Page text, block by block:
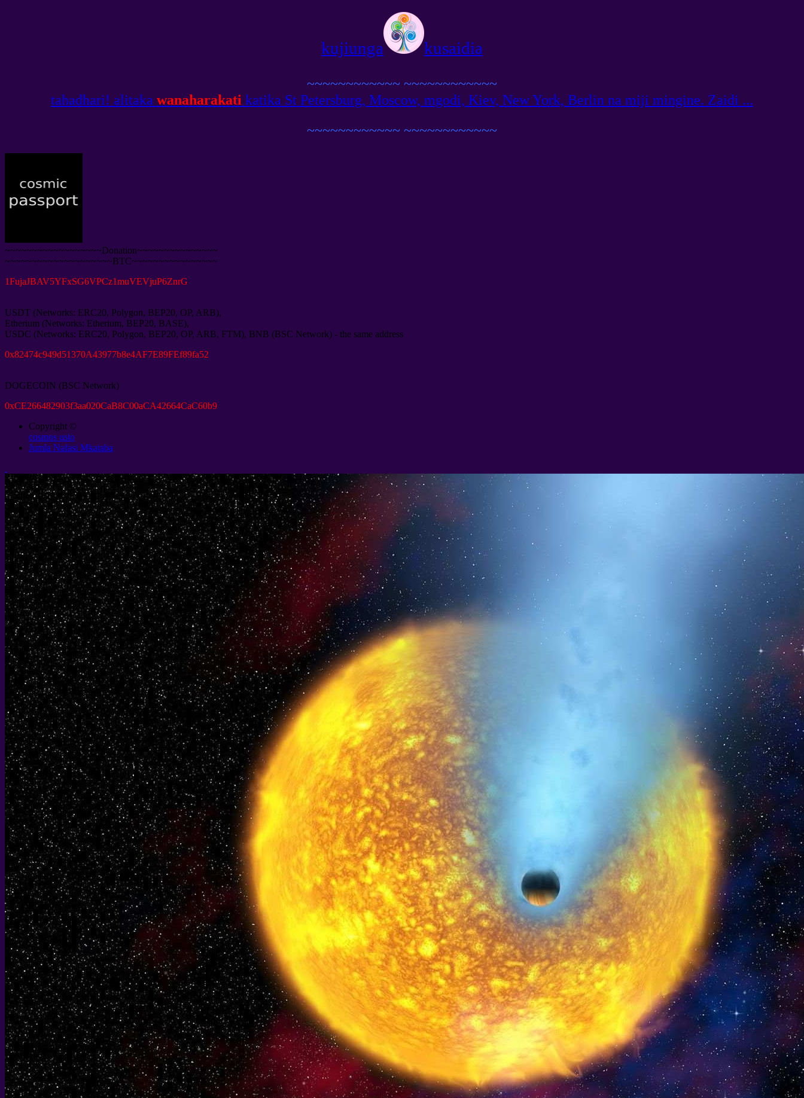
kujiunga kusaidia
~~~~~~~~~~~~ ~~~~~~~~~~~~
tahadhari! alitaka wanaharakati katika St Petersburg, Moscow, mgodi, Kiev, New York, Berlin na miji mingine. Zaidi ...
~~~~~~~~~~~~ ~~~~~~~~~~~~
~~~~~~~~~~~~~~~~~~Donation~~~~~~~~~~~~~~~
~~~~~~~~~~~~~~~~~~~~BTC~~~~~~~~~~~~~~~~
1FujaJBAV5YFxSG6VPCz1muVEVjuP6ZnrG
USDT (Networks: ERC20, Polygon, BEP20, OP, ARB),
Etherium (Networks: Etherium, BEP20, BASE),
USDC (Networks: ERC20, Polygon, BEP20, OP, ARB, FTM), BNB (BSC Network) - the same address
0x82474c949d51370A43977b8e4AF7E89FEf89fa52
DOGECOIN (BSC Network)
0xCE266482903f3aa020CaB8C00aCA42664CaC60b9
Copyright ©
cosmos usio
Jumla Nafasi Mkataba